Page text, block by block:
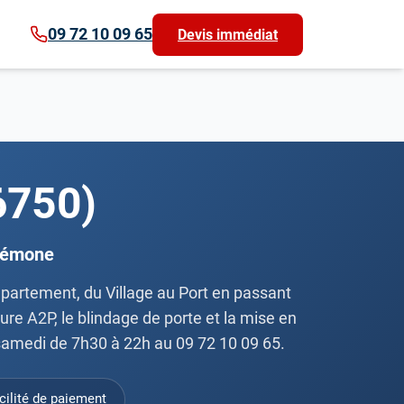
09 72 10 09 65 Devis immédiat
du Village au Port en passant
A2P, le blindage de porte et la mise en
de 7h30 à 22h au 09 72 10 09 65.
de paiement